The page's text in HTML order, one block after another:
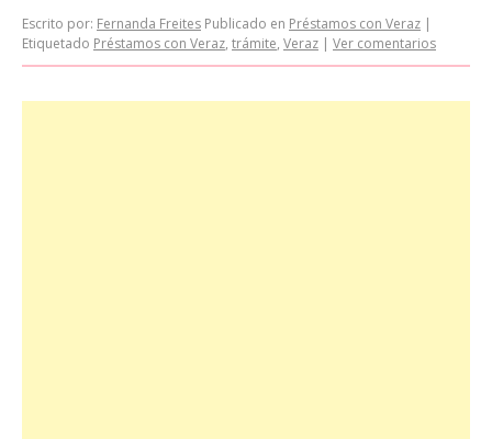
Escrito por: Fernanda Freites Publicado en Préstamos con Veraz |
Etiquetado Préstamos con Veraz, trámite, Veraz | Ver comentarios